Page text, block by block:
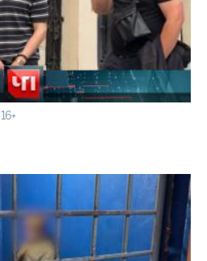
16+